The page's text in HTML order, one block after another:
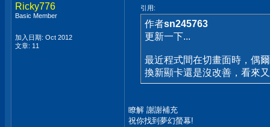
Ricky776
Basic Member
加入日期: Oct 2012
文章: 11
引用:
作者sn245763
更新一下...
最近程式間在切畫面時，偶
換新顯卡還是沒改善，看來
瞭解 謝謝補充
祝你找到夢幻螢幕!